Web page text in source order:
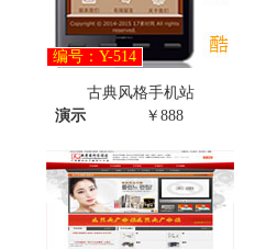
编号：Y-514
古典风格手机站
演示
￥888